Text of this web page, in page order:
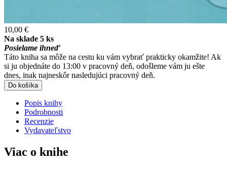
10,00 €
Na sklade 5 ks
Posielame ihneď
Táto kniha sa môže na cestu ku vám vybrať prakticky okamžite! Ak
si ju objednáte do 13:00 v pracovný deň, odošleme vám ju ešte
dnes, inak najneskôr nasledujúci pracovný deň.
Do košíka
Popis knihy
Podrobnosti
Recenzie
Vydavateľstvo
Viac o knihe